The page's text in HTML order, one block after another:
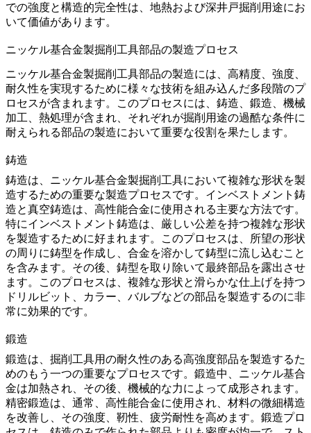
での強度と構造的完全性は、地熱および深井戸掘削用途にお
いて価値があります。
ニッケル基合金製掘削工具部品の製造プロセス
ニッケル基合金製掘削工具部品の製造には、高精度、強度、
耐久性を実現するために様々な技術を組み込んだ多段階のプ
ロセスが含まれます。このプロセスには、 鋳造 鍛造
機械
加工 、熱処理が含まれ、それぞれが掘削用途の過酷な条件に
耐えられる部品の製造において重要な役割を果たします。
鋳造
鋳造は、ニッケル基合金製掘削工具において複雑な形状を製
造するための重要な製造プロセスです。 インベストメント 鋳
造と真空鋳造は、高性能合金に使用される主要な方法です。
特にインベストメント鋳造は、厳しい公差を持つ複雑な形状
を製造するために好まれます。このプロセスは、所望の形状
の周りに鋳型を作成し、合金を溶かして鋳型に流し込むこと
を含みます。その後、鋳型を取り除いて最終部品を露出させ
ます。このプロセスは、複雑な形状と滑らかな仕上げを持つ
ドリルビット、カラー、バルブなどの部品を製造するのに非
常に効果的です。
鍛造
鍛造は、掘削工具用の耐久性のある高強度部品を製造するた
めのもう一つの重要なプロセスです。鍛造中、ニッケル基合
金は加熱され、その後、機械的な力によって成形されます。
精密鍛造は、通常、高性能合金に使用され、材料の微細構造
を改善し、その強度、靭性、疲労耐性を高めます。鍛造プロ